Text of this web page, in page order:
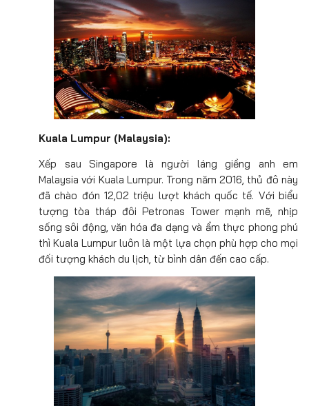
Kuala Lumpur (Malaysia):
Xếp sau Singapore là người láng giềng anh em
Malaysia với Kuala Lumpur. Trong năm 2016, thủ đô này
đã chào đón 12,02 triệu lượt khách quốc tế. Với biểu
tượng tòa tháp đôi Petronas Tower mạnh mẽ, nhịp
sống sôi động, văn hóa đa dạng và ẩm thực phong phú
thì Kuala Lumpur luôn là một lựa chọn phù hợp cho mọi
đối tượng khách du lịch, từ bình dân đến cao cấp.